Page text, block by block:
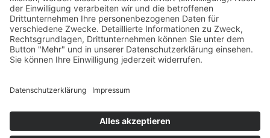
Verband
Aktion Pro Ski
Impressum
Datenschutz
Internationale Verbände
IBU